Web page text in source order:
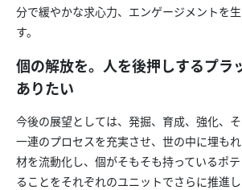
分で緩やかな求心力、エンゲージメントを
す。
個の解放を。人を後押しするプラ
ありたい
今後の展望としては、発掘、育成、強化、
一連のプロセスを充実させ、世の中に埋も
材を流動化し、個がそもそも持っているポ
ることをそれぞれのユニットでさらに推進